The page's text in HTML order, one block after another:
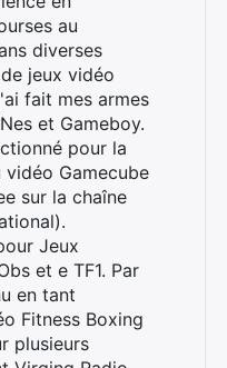
au
diverses
jeux vidéo
fait mes armes
et Gameboy.
pour la
Gamecube
sur la chaîne
Jeux
et e TF1. Par
en tant
Fitness Boxing
plusieurs